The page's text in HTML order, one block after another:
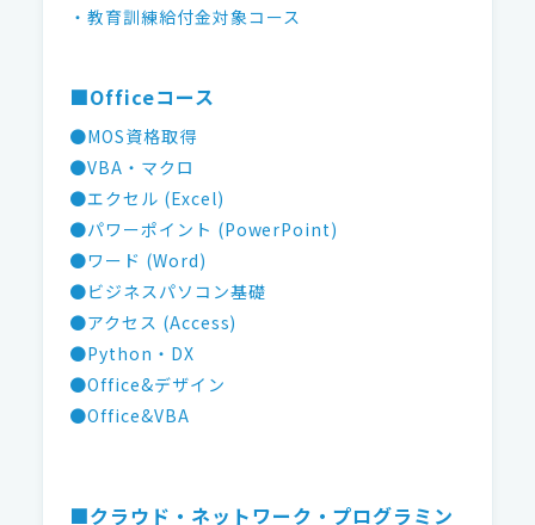
・教育訓練給付金対象コース
■Officeコース
●MOS資格取得
●VBA・マクロ
●エクセル (Excel)
●パワーポイント (PowerPoint)
●ワード (Word)
●ビジネスパソコン基礎
●アクセス (Access)
●Python・DX
●Office&デザイン
●Office&VBA
■クラウド・ネットワーク・プログラミン